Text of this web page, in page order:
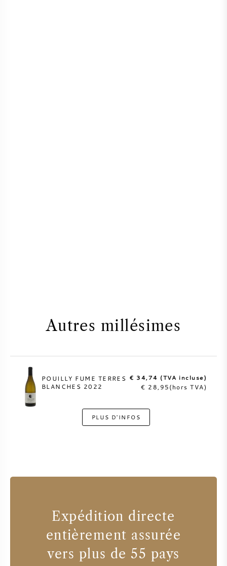
Autres millésimes
POUILLY FUME TERRES
BLANCHES 2022
€ 34,74 (TVA incluse)
€ 28,95(hors TVA)
PLUS D'INFOS
Expédition directe
entièrement assurée
vers plus de 55 pays